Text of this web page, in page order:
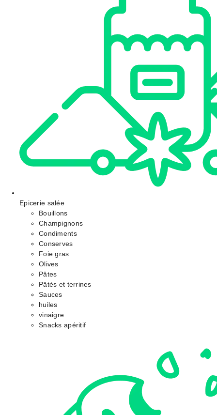
Epicerie salée
Bouillons
Champignons
Condiments
Conserves
Foie gras
Olives
Pâtes
Pâtés et terrines
Sauces
huiles
vinaigre
Snacks apéritif